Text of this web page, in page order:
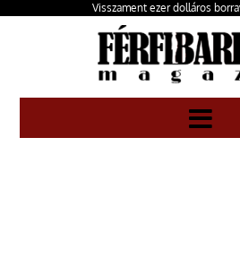
Visszament ezer dolláros